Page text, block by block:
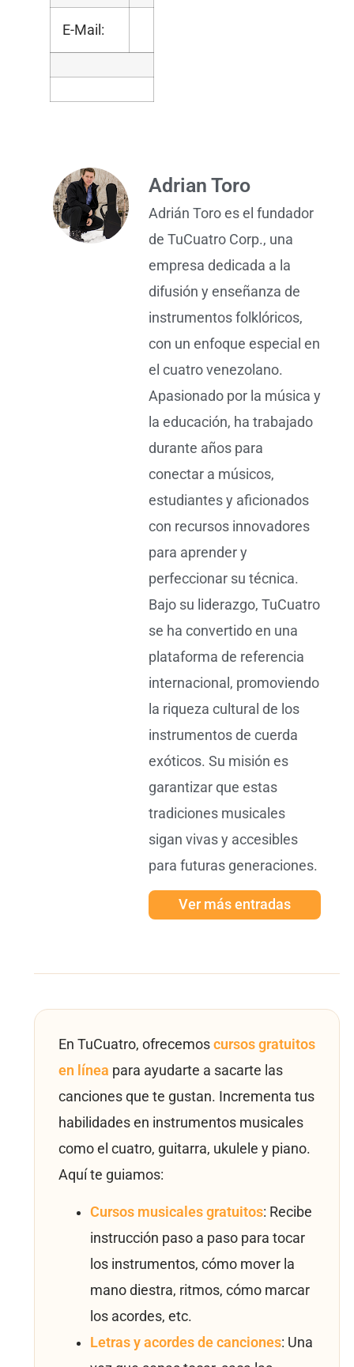
E-Mail:
Adrian Toro
Adrián Toro es el fundador
de TuCuatro Corp., una
empresa dedicada a la
difusión y enseñanza de
instrumentos folklóricos,
con un enfoque especial en
el cuatro venezolano.
Apasionado por la música y
la educación, ha trabajado
durante años para
conectar a músicos,
estudiantes y aficionados
con recursos innovadores
para aprender y
perfeccionar su técnica.
Bajo su liderazgo, TuCuatro
se ha convertido en una
plataforma de referencia
internacional, promoviendo
la riqueza cultural de los
instrumentos de cuerda
exóticos. Su misión es
garantizar que estas
tradiciones musicales
sigan vivas y accesibles
para futuras generaciones.
Ver más entradas
En TuCuatro, ofrecemos cursos gratuitos
en línea para ayudarte a sacarte las
canciones que te gustan. Incrementa tus
habilidades en instrumentos musicales
como el cuatro, guitarra, ukulele y piano.
Aquí te guiamos:
Cursos musicales gratuitos: Recibe
instrucción paso a paso para tocar
los instrumentos, cómo mover la
mano diestra, ritmos, cómo marcar
los acordes, etc.
Letras y acordes de canciones: Una